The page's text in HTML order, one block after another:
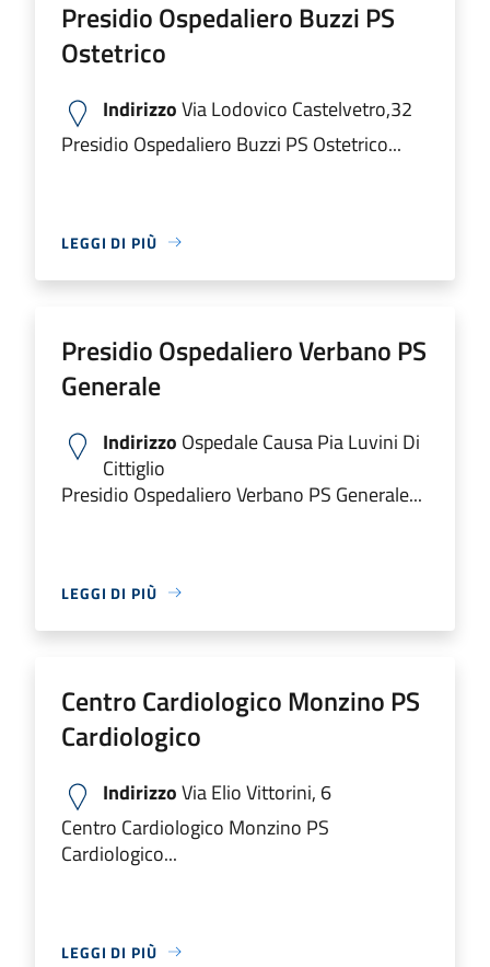
Presidio Ospedaliero Buzzi PS
Ostetrico
IndirizzoVia Lodovico Castelvetro,32
Presidio Ospedaliero Buzzi PS Ostetrico...
LEGGI DI PIÙ
Presidio Ospedaliero Verbano PS
Generale
Indirizzo Ospedale Causa Pia Luvini Di
Cittiglio
Presidio Ospedaliero Verbano PS Generale...
LEGGI DI PIÙ
Centro Cardiologico Monzino PS
Cardiologico
IndirizzoVia Elio Vittorini, 6
Centro Cardiologico Monzino PS
Cardiologico...
LEGGI DI PIÙ